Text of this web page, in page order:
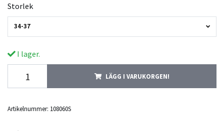
Storlek
34-37
I lager.
LÄGG I VARUKORGEN!
Artikelnummer: 108060S